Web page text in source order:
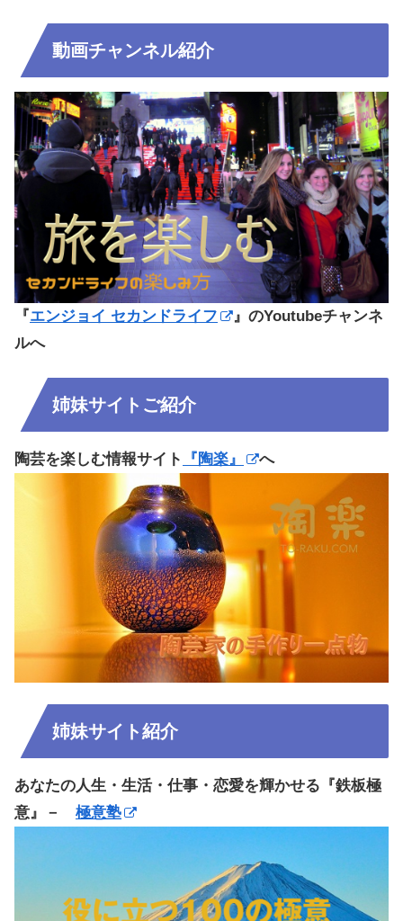
動画チャンネル紹介
『エンジョイ セカンドライフ
』のYoutubeチャンネ
ルへ
姉妹サイトご紹介
陶芸を楽しむ情報サイト 『陶楽』 へ
姉妹サイト紹介
あなたの人生・生活・仕事・恋愛を輝かせる『鉄板極
意』－ 極意塾